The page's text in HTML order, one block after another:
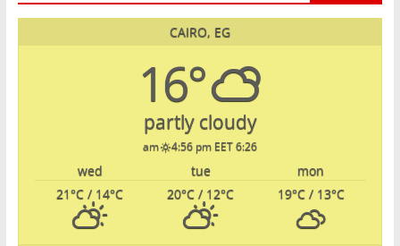
CAIRO, EG
16°
partly cloudy
6:26 am
4:56 pm EET
mon
tue
wed
19°C/ 13°C
20°C / 12°C
21°C / 14°C